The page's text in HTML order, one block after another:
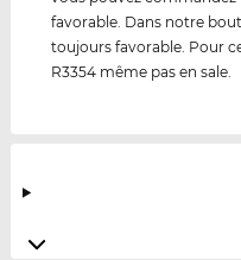
favorable. Dans notre
toujours favorable. Pour
R3354 même pas en sale.